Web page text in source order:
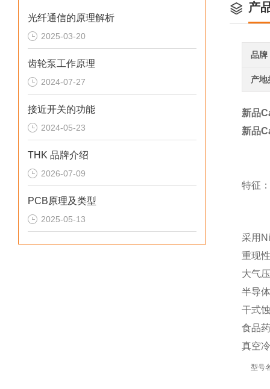
光纤通信的原理解析
2025-03-20
齿轮泵工作原理
2024-07-27
接近开关的功能
2024-05-23
THK 品牌介绍
2026-07-09
PCB原理及类型
2025-05-13
产
品牌
产地
新品
新品
特征：
采用
重现
大气
半导
干式
食品
真空
型号